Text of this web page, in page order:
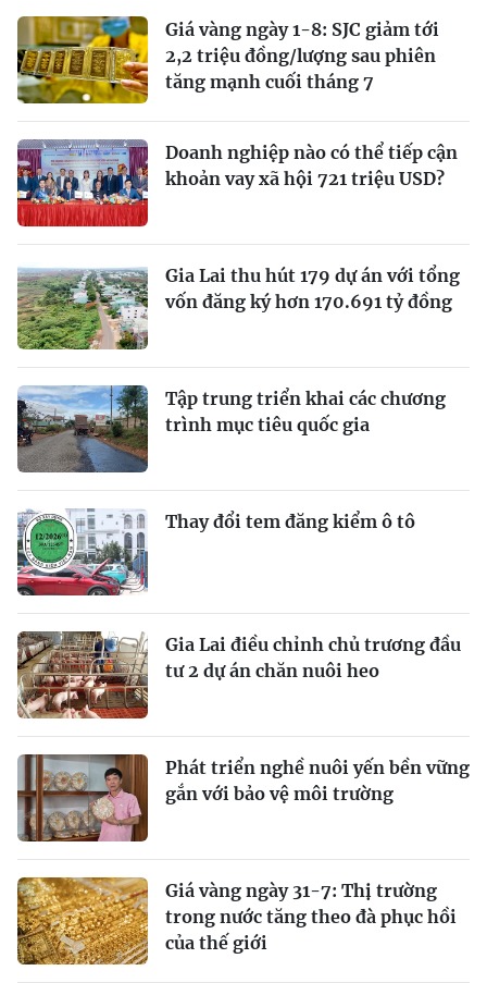
Giá vàng ngày 1-8: SJC giảm tới
2,2 triệu đồng/lượng sau phiên
tăng mạnh cuối tháng 7
Doanh nghiệp nào có thể tiếp cận
khoản vay xã hội 721 triệu USD?
Gia Lai thu hút 179 dự án với tổng
vốn đăng ký hơn 170.691 tỷ đồng
Tập trung triển khai các chương
trình mục tiêu quốc gia
Thay đổi tem đăng kiểm ô tô
Gia Lai điều chỉnh chủ trương đầu
tư 2 dự án chăn nuôi heo
Phát triển nghề nuôi yến bền vững
gắn với bảo vệ môi trường
Giá vàng ngày 31-7: Thị trường
trong nước tăng theo đà phục hồi
của thế giới